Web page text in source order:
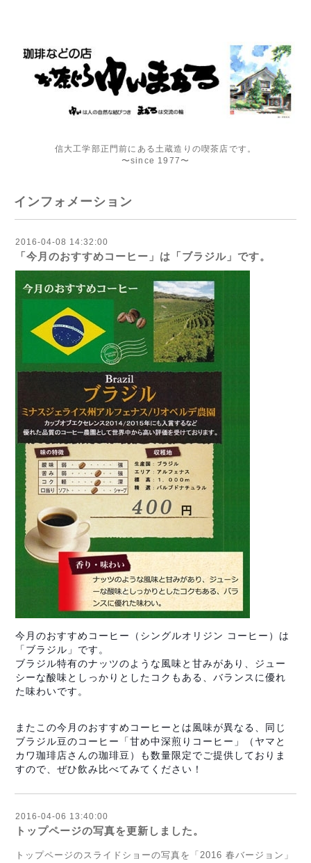
信大工学部正門前にある土蔵造りの喫茶店です。
〜since 1977〜
インフォメーション
2016-04-08 14:32:00
「今月のおすすめコーヒー」は「ブラジル」です。
今月のおすすめコーヒー（シングルオリジン コーヒー）は
「ブラジル」です。
ブラジル特有のナッツのような風味と甘みがあり、ジュー
シーな酸味としっかりとしたコクもある、バランスに優れ
た味わいです。
またこの今月のおすすめコーヒーとは風味が異なる、同じ
ブラジル豆のコーヒー「甘め中深煎りコーヒー」（ヤマと
カワ珈琲店さんの珈琲豆）も数量限定でご提供しておりま
すので、ぜひ飲み比べてみてください！
2016-04-06 13:40:00
トップページの写真を更新しました。
トップページのスライドショーの写真を「 2016 春バージョン 」